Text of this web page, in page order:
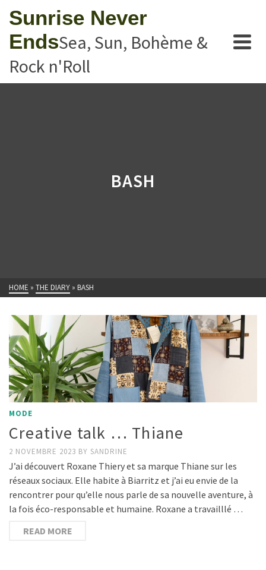
Sunrise Never
EndsSea, Sun, Bohème &
Rock n'Roll
BASH
HOME » THE DIARY » BASH
MODE
Creative talk … Thiane
2 NOVEMBRE 2023 BY SANDRINE
J’ai découvert Roxane Thiery et sa marque Thiane sur les
réseaux sociaux. Elle habite à Biarritz et j’ai eu envie de la
rencontrer pour qu’elle nous parle de sa nouvelle aventure, à
la fois éco-responsable et humaine. Roxane a travailllé …
READ MORE